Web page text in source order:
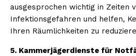
ausgesprochen wichtig in Zeiten
Infektionsgefahren und helfen,
Ihren Räumlichkeiten zu
5. Kammerjägerdienste für